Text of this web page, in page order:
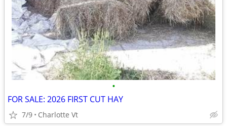
•
FOR SALE: 2026 FIRST CUT HAY
7/9 Charlotte Vt